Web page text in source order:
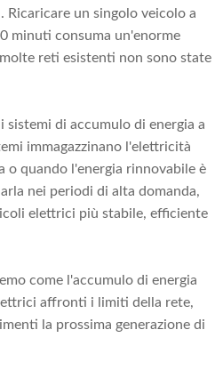
Ricaricare un singolo veicolo a
minuti consuma un'enorme
reti esistenti non sono state
sistemi di accumulo di energia a
immagazzinano l'elettricità
o quando l'energia rinnovabile è
nei periodi di alta domanda,
elettrici più stabile, efficiente
come l'accumulo di energia
affronti i limiti della rete,
la prossima generazione di